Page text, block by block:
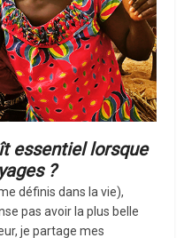
essentiel lorsque
?
définis dans la vie),
pas avoir la plus belle
je partage mes